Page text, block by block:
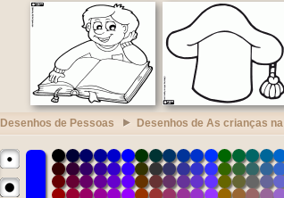
Desenhos de Pessoas Desenhos de As crianças na